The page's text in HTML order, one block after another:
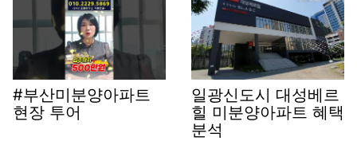
#부산미분양아파트
현장 투어
일광신도시 대성베르
힐 미분양아파트 혜택
분석